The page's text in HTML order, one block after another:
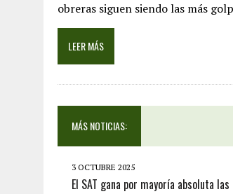
obreras siguen siendo las más
LEER MÁS
MÁS NOTICIAS:
3 OCTUBRE 2025
El SAT gana por mayoría absoluta